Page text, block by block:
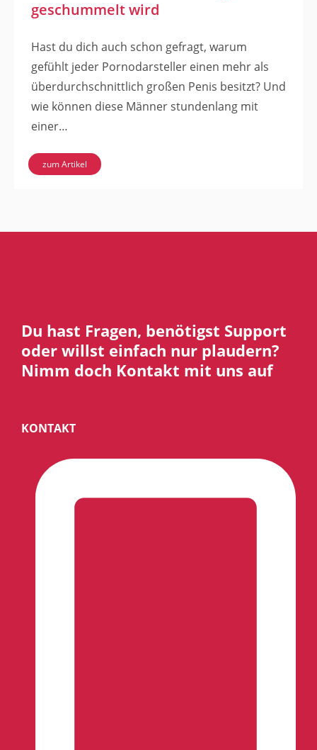
geschummelt wird
Hast du dich auch schon gefragt, warum
gefühlt jeder Pornodarsteller einen mehr als
überdurchschnittlich großen Penis besitzt? Und
wie können diese Männer stundenlang mit
einer…
zum Artikel
Du hast Fragen, benötigst Support
oder willst einfach nur plaudern?
Nimm doch Kontakt mit uns auf
KONTAKT